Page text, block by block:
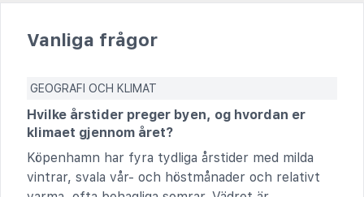
Vanliga frågor
GEOGRAFI OCH KLIMAT
Hvilke årstider preger byen, og hvordan er
klimaet gjennom året?
Köpenhamn har fyra tydliga årstider med milda
vintrar, svala vår- och höstmånader och relativt